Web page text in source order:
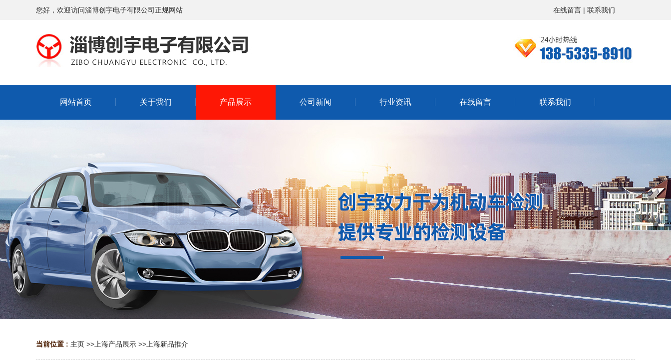
您好，欢迎访问淄博创宇电子有限公司正规网站 在线留言 | 联系我们
网站首页 关于我们 产品展示 公司新闻 行业资讯 在线留言 联系我们
当前位置 : 主页 >> 上海产品展示 >> 上海新品推介